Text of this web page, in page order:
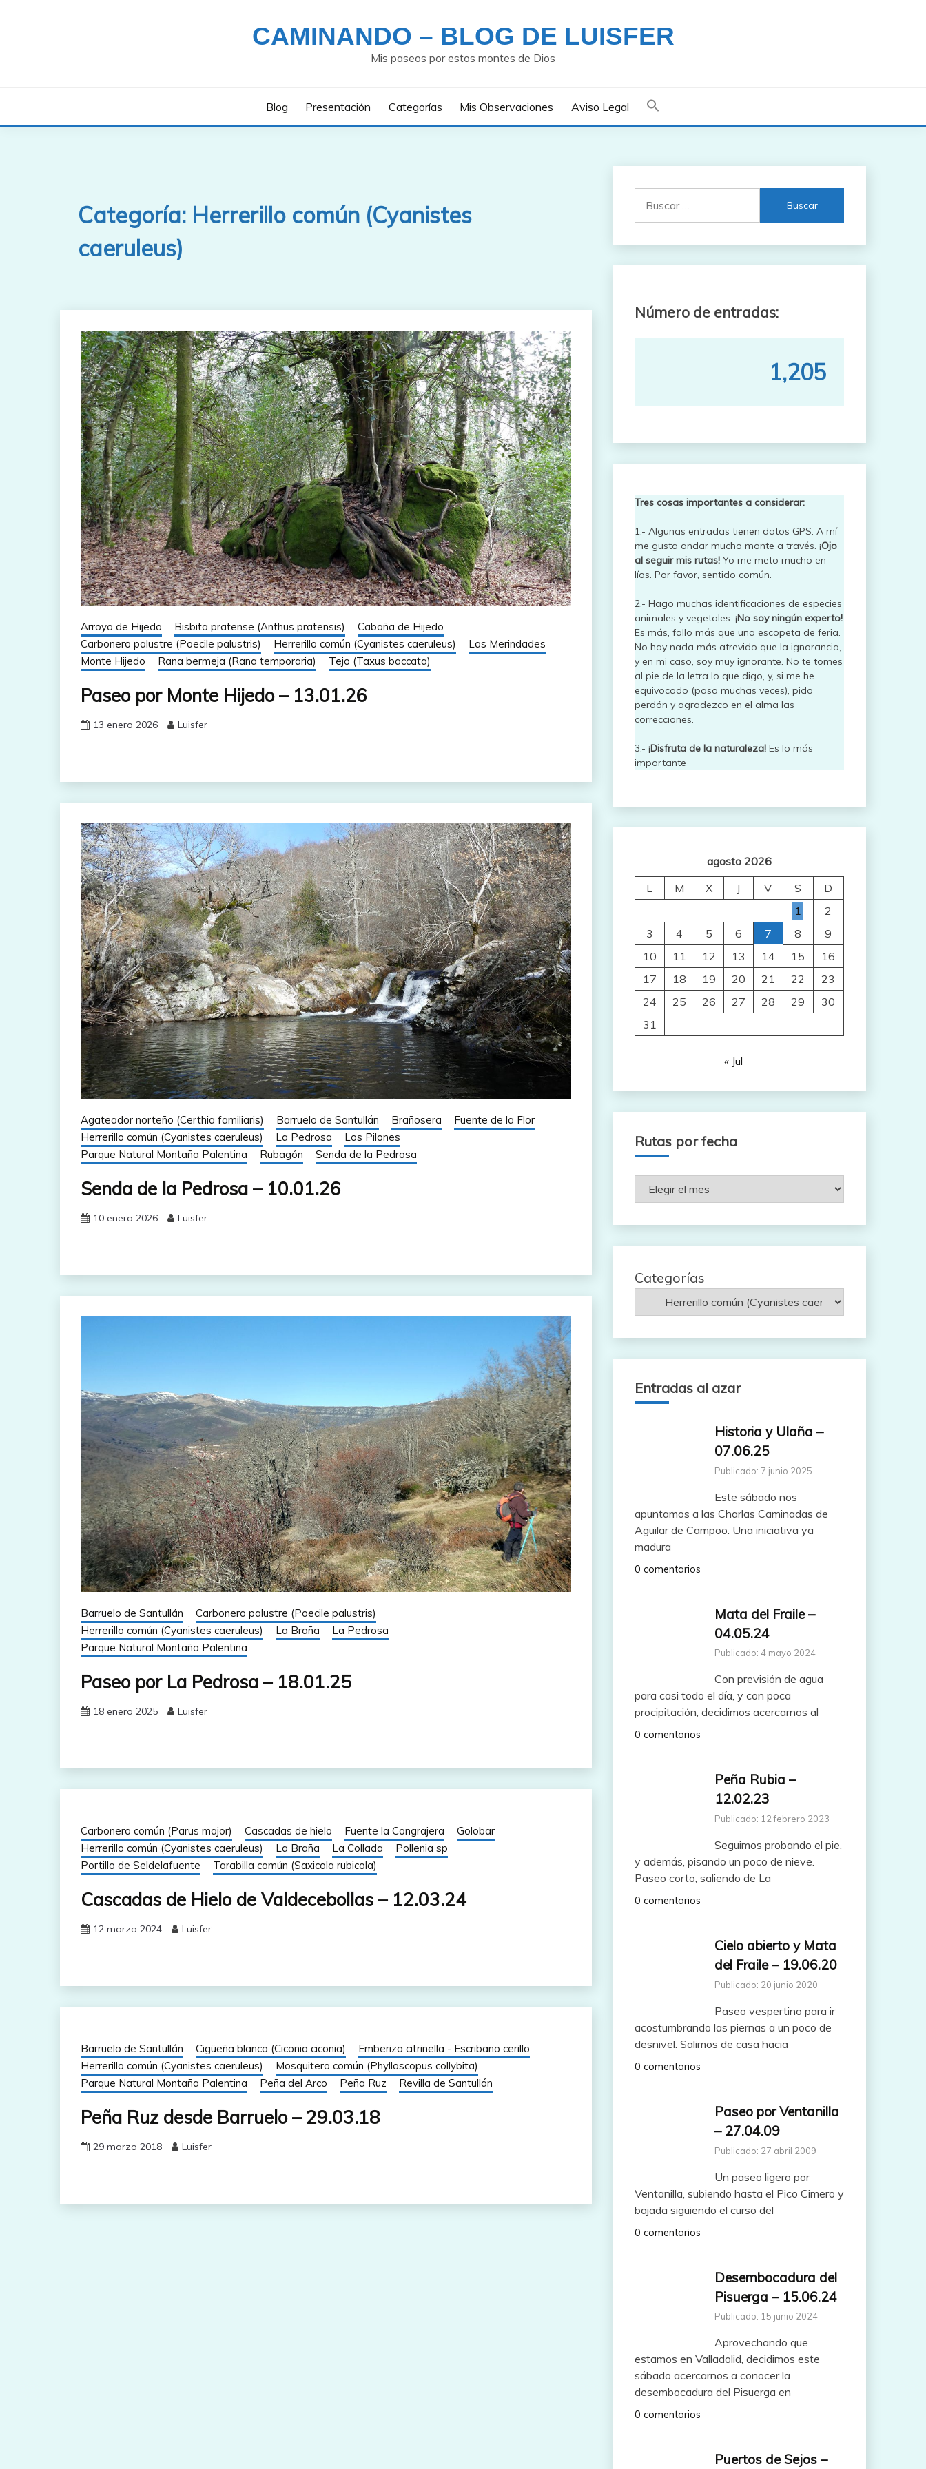
CAMINANDO – BLOG DE LUISFER
Mis paseos por estos montes de Dios
Blog Presentación Categorías Mis Observaciones Aviso Legal
Categoría: Herrerillo común (Cyanistes
caeruleus)
Arroyo de Hijedo Bisbita pratense (Anthus pratensis)
Cabaña de Hijedo
Carbonero palustre (Poecile palustris)
Herrerillo común (Cyanistes caeruleus)
Las Merindades
Monte Hijedo
Rana bermeja (Rana temporaria) Tejo (Taxus baccata)
Paseo por Monte Hijedo – 13.01.26
13 enero 2026 Luisfer
Agateador norteño (Certhia familiaris) Barruelo de Santullán Brañosera
Fuente de la Flor
Herrerillo común (Cyanistes caeruleus)
La Pedrosa
Los Pilones
Parque Natural Montaña Palentina
Rubagón Senda de la Pedrosa
Senda de la Pedrosa – 10.01.26
10 enero 2026 Luisfer
Barruelo de Santullán
Carbonero palustre (Poecile palustris)
Herrerillo común (Cyanistes caeruleus)
La Braña
La Pedrosa
Parque Natural Montaña Palentina
Paseo por La Pedrosa – 18.01.25
18 enero 2025 Luisfer
Carbonero común (Parus major) Cascadas de hielo Fuente la Congrajera
Golobar
Herrerillo común (Cyanistes caeruleus)
La Braña La Collada
Pollenia sp
Portillo de Seldelafuente
Tarabilla común (Saxicola rubicola)
Cascadas de Hielo de Valdecebollas – 12.03.24
12 marzo 2024 Luisfer
Barruelo de Santullán Cigüeña blanca (Ciconia ciconia)
Emberiza citrinella - Escribano cerillo
Herrerillo común (Cyanistes caeruleus)
Mosquitero común (Phylloscopus collybita)
Parque Natural Montaña Palentina
Peña del Arco Peña Ruz Revilla de Santullán
Peña Ruz desde Barruelo – 29.03.18
29 marzo 2018 Luisfer
Número de entradas:
1,205
Tres cosas importantes a considerar:
1.- Algunas entradas tienen datos GPS. A mí
me gusta andar mucho monte a través. ¡Ojo
al seguir mis rutas!Yo me meto mucho en
líos. Por favor, sentido común.
2.- Hago muchas identificaciones de especies
animales y vegetales. ¡No soy ningún experto!
Es más, fallo más que una escopeta de feria.
No hay nada más atrevido que la ignorancia,
y en mi caso, soy muy ignorante. No te tomes
al pie de la letra lo que digo, y, si me he
equivocado (pasa muchas veces), pido
perdón y agradezco en el alma las
correcciones.
3.- ¡Disfruta de la naturaleza!Es lo más
importante
agosto 2026
L
M X J V S
D
1
2
3
4 5 6 7 8
9
10
11 12 13 14 15
16
17
18 19 20 21 22
23
24
25 26 27 28 29
30
31
« Jul
Rutas por fecha
Rutas
Categorías
Entradas al azar
Historia y Ulaña –
07.06.25
Publicado: 7 junio 2025
Este sábado nos
apuntamos a las Charlas Caminadas de
Aguilar de Campoo. Una iniciativa ya
madura
0 comentarios
Mata del Fraile –
04.05.24
Publicado: 4 mayo 2024
Con previsión de agua
para casi todo el día, y con poca
procipitación, decidimos acercarnos al
0 comentarios
Peña Rubia –
12.02.23
Publicado: 12 febrero 2023
Seguimos probando el pie,
y además, pisando un poco de nieve.
Paseo corto, saliendo de La
0 comentarios
Cielo abierto y Mata
del Fraile – 19.06.20
Publicado: 20 junio 2020
Paseo vespertino para ir
acostumbrando las piernas a un poco de
desnivel. Salimos de casa hacia
0 comentarios
Paseo por Ventanilla
– 27.04.09
Publicado: 27 abril 2009
Un paseo ligero por
Ventanilla, subiendo hasta el Pico Cimero y
bajada siguiendo el curso del
0 comentarios
Desembocadura del
Pisuerga – 15.06.24
Publicado: 15 junio 2024
Aprovechando que
estamos en Valladolid, decidimos este
sábado acercarnos a conocer la
desembocadura del Pisuerga en
0 comentarios
Puertos de Sejos –